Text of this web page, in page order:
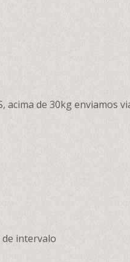
acima de 30kg enviamos
de intervalo